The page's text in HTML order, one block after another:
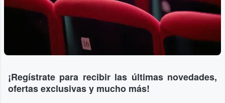
¡Regístrate para recibir las últimas novedades,
ofertas exclusivas y mucho más!